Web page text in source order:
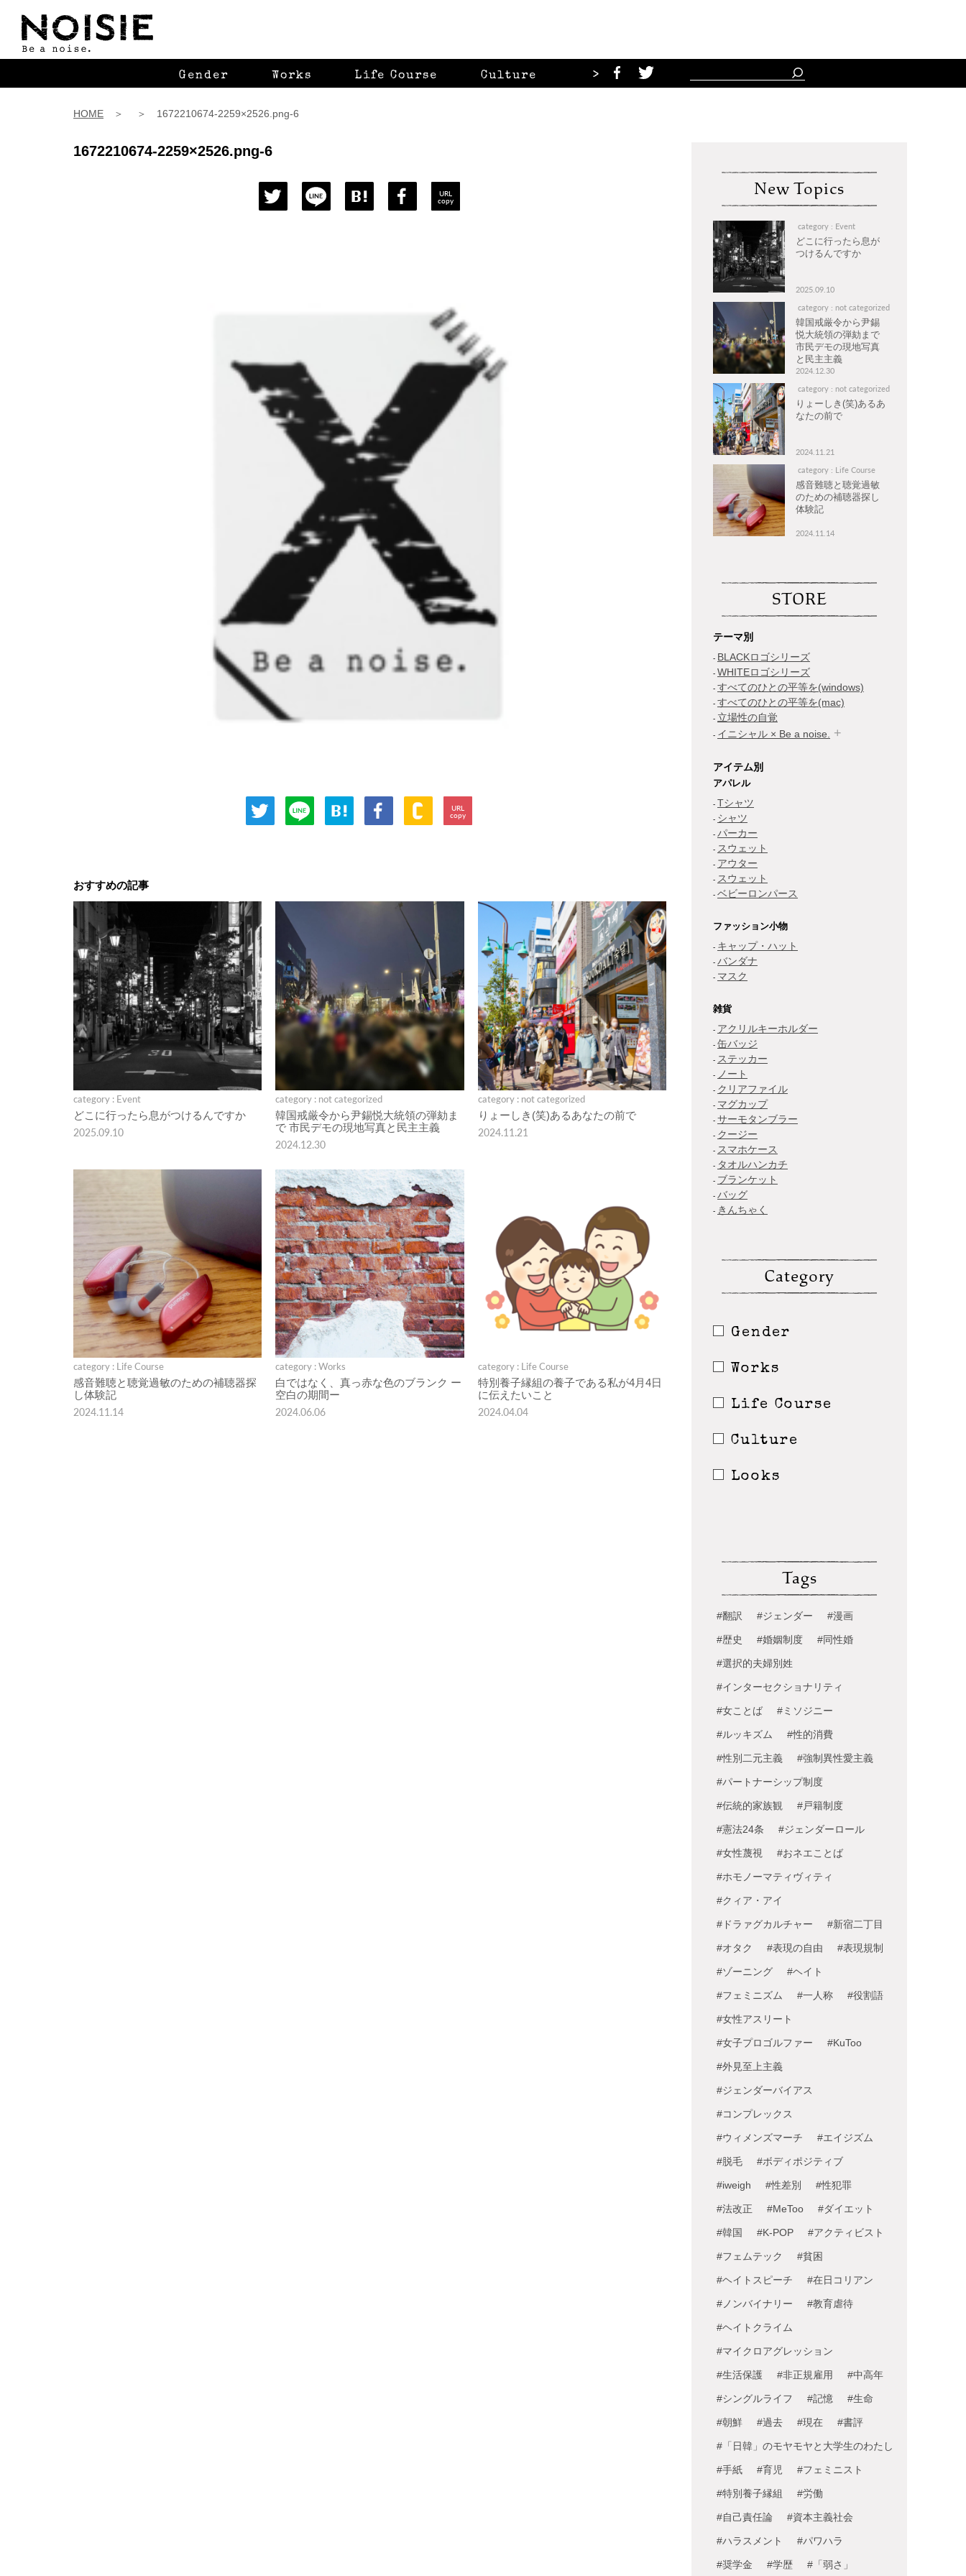
Gender Works Life Course Culture Looks
>
HOME ＞ ＞ 1672210674-2259×2526.png-6
1672210674-2259×2526.png-6
URL
copy
URL
copy
おすすめの記事
category : Event
どこに行ったら息がつけるんですか
2025.09.10
category : not categorized
韓国戒厳令から尹錫悦大統領の弾劾ま
で 市民デモの現地写真と民主主義
2024.12.30
category : not categorized
りょーしき(笑)あるあなたの前で
2024.11.21
category : Life Course
感音難聴と聴覚過敏のための補聴器探
し体験記
2024.11.14
category : Works
白ではなく、真っ赤な色のブランク ー
空白の期間ー
2024.06.06
category : Life Course
特別養子縁組の養子である私が4月4日
に伝えたいこと
2024.04.04
New Topics
category : Event
どこに行ったら息が
つけるんですか
2025.09.10
category : not categorized
韓国戒厳令から尹錫
悦大統領の弾劾まで
市民デモの現地写真
と民主主義
2024.12.30
category : not categorized
りょーしき(笑)あるあ
なたの前で
2024.11.21
category : Life Course
感音難聴と聴覚過敏
のための補聴器探し
体験記
2024.11.14
STORE
テーマ別
BLACKロゴシリーズ
WHITEロゴシリーズ
すべてのひとの平等を(windows)
すべてのひとの平等を(mac)
立場性の自覚
イニシャル × Be a noise.
アイテム別
アパレル
Tシャツ
シャツ
パーカー
スウェット
アウター
スウェット
ベビーロンパース
ファッション小物
キャップ・ハット
バンダナ
マスク
雑貨
アクリルキーホルダー
缶バッジ
ステッカー
ノート
クリアファイル
マグカップ
サーモタンブラー
クージー
スマホケース
タオルハンカチ
ブランケット
バッグ
きんちゃく
Category
Gender
Works
Life Course
Culture
Looks
Tags
#翻訳 #ジェンダー #漫画
#歴史 #婚姻制度 #同性婚
#選択的夫婦別姓
#インターセクショナリティ
#女ことば #ミソジニー
#ルッキズム #性的消費
#性別二元主義 #強制異性愛主義
#パートナーシップ制度
#伝統的家族観 #戸籍制度
#憲法24条 #ジェンダーロール
#女性蔑視 #おネエことば
#ホモノーマティヴィティ
#クィア・アイ
#ドラァグカルチャー #新宿二丁目
#オタク #表現の自由 #表現規制
#ゾーニング #ヘイト
#フェミニズム #一人称 #役割語
#女性アスリート
#女子プロゴルファー #KuToo
#外見至上主義
#ジェンダーバイアス
#コンプレックス
#ウィメンズマーチ #エイジズム
#脱毛 #ボディポジティブ
#iweigh #性差別 #性犯罪
#法改正 #MeToo #ダイエット
#韓国 #K-POP #アクティビスト
#フェムテック #貧困
#ヘイトスピーチ #在日コリアン
#ノンバイナリー #教育虐待
#ヘイトクライム
#マイクロアグレッション
#生活保護 #非正規雇用 #中高年
#シングルライフ #記憶 #生命
#朝鮮 #過去 #現在 #書評
#「日韓」のモヤモヤと大学生のわたし
#手紙 #育児 #フェミニスト
#特別養子縁組 #労働
#自己責任論 #資本主義社会
#ハラスメント #パワハラ
#奨学金 #学歴 #「弱さ」